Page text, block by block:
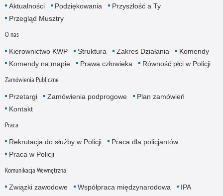
Aktualności Podziękowania
Przyszłość a Ty
Przegląd Musztry
O nas
Kierownictwo KWP Struktura Zakres Działania
Komendy
Komendy na mapie
Prawa człowieka Równość płci w Policji
Zamówienia Publiczne
Przetargi Zamówienia podprogowe
Plan zamówień
Kontakt
Praca
Rekrutacja do służby w Policji
Praca dla policjantów
Praca w Policji
Komunikacja Wewnętrzna
Związki zawodowe Współpraca międzynarodowa
IPA